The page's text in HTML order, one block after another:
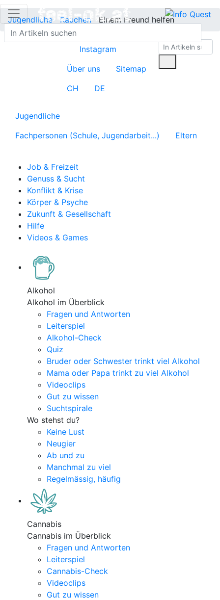
Jugendliche Rauchen Einem Freund helfen
Instagram
Über uns
Sitemap
CH
DE
Jugendliche
Fachpersonen (Schule, Jugendarbeit...)
Eltern
Job & Freizeit
Genuss & Sucht
Konflikt & Krise
Körper & Psyche
Zukunft & Gesellschaft
Hilfe
Videos & Games
Alkohol
Alkohol im Überblick
Fragen und Antworten
Leiterspiel
Alkohol-Check
Quiz
Bruder oder Schwester trinkt viel Alkohol
Mama oder Papa trinkt zu viel Alkohol
Videoclips
Gut zu wissen
Suchtspirale
Wo stehst du?
Keine Lust
Neugier
Ab und zu
Manchmal zu viel
Regelmässig, häufig
Cannabis
Cannabis im Überblick
Fragen und Antworten
Leiterspiel
Cannabis-Check
Videoclips
Gut zu wissen